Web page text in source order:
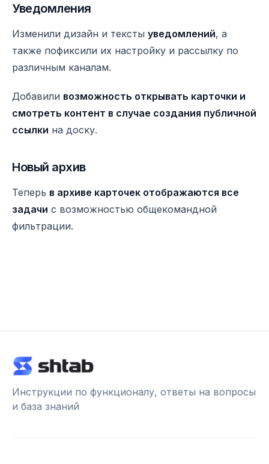
Уведомления
Изменили дизайн и тексты уведомлений, а
также пофиксили их настройку и рассылку по
различным каналам.
Добавили возможность открывать карточки и
смотреть контент в случае создания публичной
ссылки на доску.
Новый архив
Теперь в архиве карточек отображаются все
задачи с возможностью общекомандной
фильтрации.
Инструкции по функционалу, ответы на вопросы
и база знаний